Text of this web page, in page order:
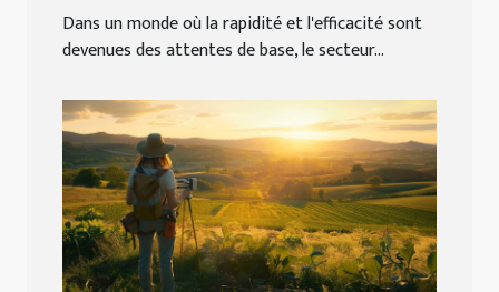
bancaire
Dans un monde où la rapidité et l'efficacité sont
devenues des attentes de base, le secteur...